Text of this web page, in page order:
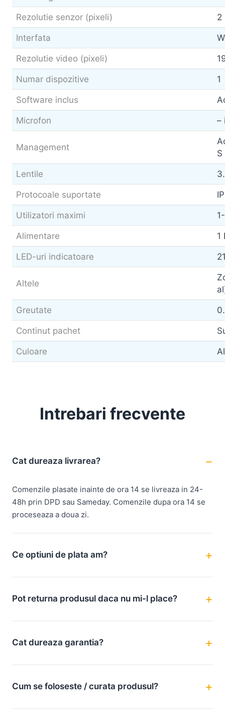
Rezolutie senzor (pixeli) 2
Interfata
Rezolutie video (pixeli)
Numar dispozitive 1
Software inclus
Microfon –
Management
Lentile
Protocoale suportate
Utilizatori maximi
Alimentare 1
LED-uri indicatoare
Altele
Greutate
Continut pachet
Culoare
Intrebari frecvente
Cat dureaza livrarea?
Comenzile plasate inainte de ora 14 se livreaza in 24-
48h prin DPD sau Sameday. Comenzile dupa ora 14 se
proceseaza a doua zi.
Ce optiuni de plata am?
Pot returna produsul daca nu mi-l place?
Cat dureaza garantia?
Cum se foloseste / curata produsul?